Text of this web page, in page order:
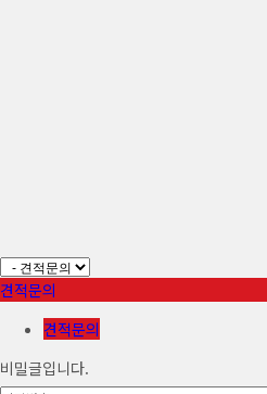
견적문의
견적문의
비밀글입니다.